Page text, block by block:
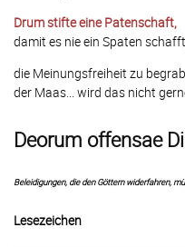
Drum stifte eine Patenschaft,
damit es nie ein Spaten schafft,
die Meinungsfreiheit zu
der Maas... wird das nicht
Deorum offensae
Beleidigungen, die den Göttern widerfahren,
Lesezeichen